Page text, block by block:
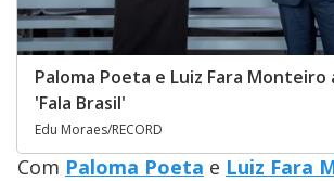
Paloma Poeta e Luiz Fara
'Fala Brasil'
Edu Moraes/RECORD
Com Paloma Poeta e Luiz Fara